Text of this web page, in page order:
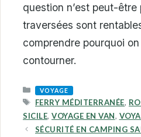
question n’est peut-
traversées sont
comprendre pourquoi
contourner.
CATEGORIES
VOYAGE
TAGS
FERRY MÉDITERRANÉE,
SICILE, VOYAGE EN VAN,
SÉCURITÉ EN CAMPING